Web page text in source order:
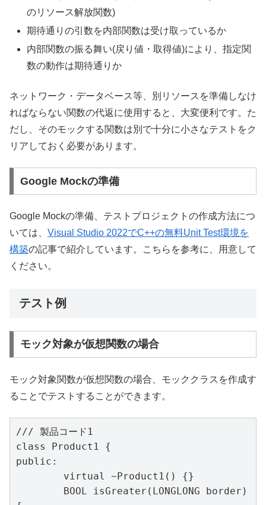
のリソース解放関数)
期待通りの引数を内部関数は受け取っているか
内部関数の振る舞い(戻り値・取得値)により、指定関
数の動作は期待通りか
ネットワーク・データベース等、別リソースを準備しなけ
ればならない関数の代返に使用すると、大変便利です。た
だし、そのモックする関数は別で十分に小さなテストをク
リアしておく必要があります。
Google Mockの準備
Google Mockの準備、テストプロジェクトの作成方法につ
いては、 Visual Studio 2022でC++の無料Unit Test環境を
構築の記事で紹介しています。こちらを参考に、用意して
ください。
テスト例
モック対象が仮想関数の場合
モック対象関数が仮想関数の場合、モッククラスを作成す
ることでテストすることができます。
/// 製品コード1
class Product1 {
public: